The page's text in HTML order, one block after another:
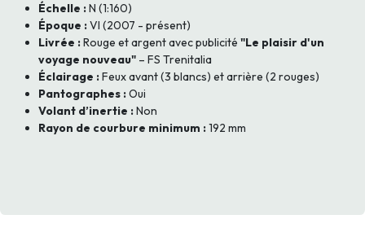
Échelle :N (1:160)
Époque :VI (2007 - présent)
Livrée :Rouge et argent avec publicité "Le plaisir d'un
voyage nouveau" – FS Trenitalia
Éclairage :Feux avant (3 blancs) et arrière (2 rouges)
Pantographes :Oui
Volant d’inertie :Non
Rayon de courbure minimum :192 mm